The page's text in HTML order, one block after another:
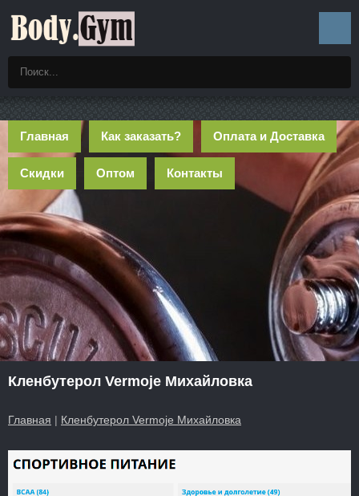
Главная Как заказать? Оплата и Доставка
Скидки Оптом Контакты
Кленбутерол Vermoje Михайловка
Главная | Кленбутерол Vermoje Михайловка